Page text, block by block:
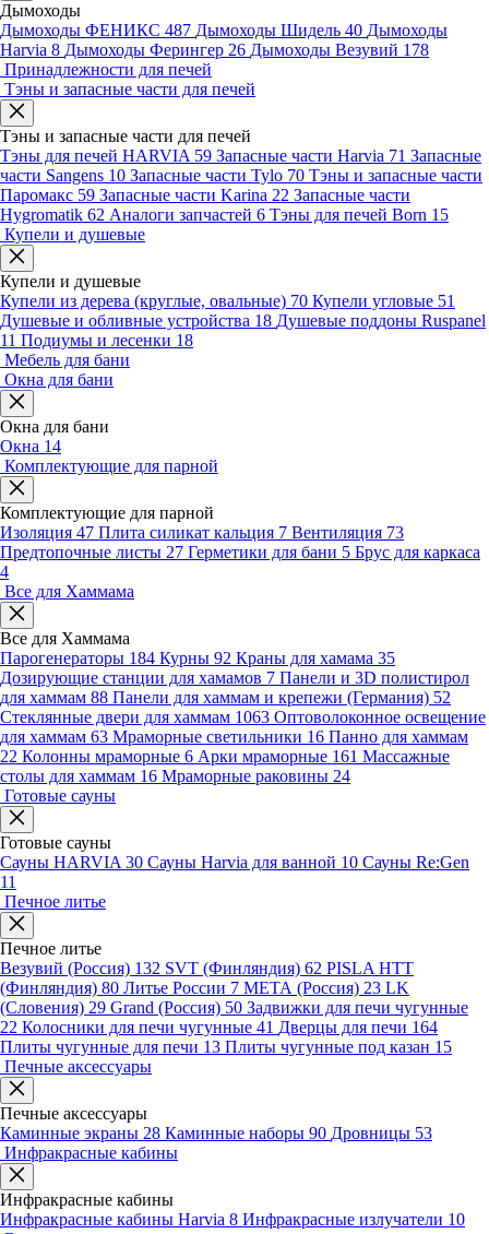
Дымоходы
Дымоходы ФЕНИКС 487 Дымоходы Шидель 40 Дымоходы
Harvia 8 Дымоходы Ферингер 26 Дымоходы Везувий 178
Принадлежности для печей
Тэны и запасные части для печей
Тэны и запасные части для печей
Тэны для печей HARVIA 59 Запасные части Harvia 71 Запасные
части Sangens 10 Запасные части Tylo 70 Тэны и запасные части
Паромакс 59 Запасные части Karina 22 Запасные части
Hygromatik 62 Аналоги запчастей 6 Тэны для печей Born 15
Купели и душевые
Купели и душевые
Купели из дерева (круглые, овальные) 70 Купели угловые 51
Душевые и обливные устройства 18 Душевые поддоны Ruspanel
11 Подиумы и лесенки 18
Мебель для бани
Окна для бани
Окна для бани
Окна 14
Комплектующие для парной
Комплектующие для парной
Изоляция 47 Плита силикат кальция 7 Вентиляция 73
Предтопочные листы 27 Герметики для бани 5 Брус для каркаса
4
Все для Хаммама
Все для Хаммама
Парогенераторы 184 Курны 92 Краны для хамама 35
Дозирующие станции для хамамов 7 Панели и 3D полистирол
для хаммам 88 Панели для хаммам и крепежи (Германия) 52
Стеклянные двери для хаммам 1063 Оптоволоконное освещение
для хаммам 63 Мраморные светильники 16 Панно для хаммам
22 Колонны мраморные 6 Арки мраморные 161 Массажные
столы для хаммам 16 Мраморные раковины 24
Готовые сауны
Готовые сауны
Сауны HARVIA 30 Сауны Harvia для ванной 10 Сауны Re:Gen
11
Печное литье
Печное литье
Везувий (Россия) 132 SVT (Финляндия) 62 PISLA HTT
(Финляндия) 80 Литье России 7 МЕТА (Россия) 23 LK
(Словения) 29 Grand (Россия) 50 Задвижки для печи чугунные
22 Колосники для печи чугунные 41 Дверцы для печи 164
Плиты чугунные для печи 13 Плиты чугунные под казан 15
Печные аксессуары
Печные аксессуары
Каминные экраны 28 Каминные наборы 90 Дровницы 53
Инфракрасные кабины
Инфракрасные кабины
Инфракрасные кабины Harvia 8 Инфракрасные излучатели 10